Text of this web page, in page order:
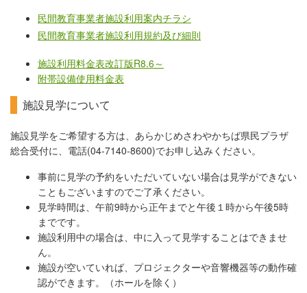
民間教育事業者施設利用案内チラシ
民間教育事業者施設利用規約及び細則
施設利用料金表改訂版R8.6～
附帯設備使用料金表
施設見学について
施設見学をご希望する方は、あらかじめさわやかちば県民プラザ
総合受付に、電話(04-7140-8600)でお申し込みください。
事前に見学の予約をいただいていない場合は見学ができない
こともございますのでご了承ください。
見学時間は、午前9時から正午までと午後１時から午後5時
までです。
施設利用中の場合は、中に入って見学することはできませ
ん。
施設が空いていれば、プロジェクターや音響機器等の動作確
認ができます。（ホールを除く）